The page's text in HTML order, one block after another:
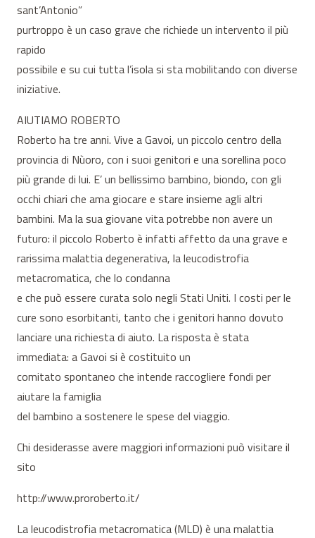
sant’Antonio”
purtroppo è un caso grave che richiede un intervento il più
rapido
possibile e su cui tutta l’isola si sta mobilitando con diverse
iniziative.
AIUTIAMO ROBERTO
Roberto ha tre anni. Vive a Gavoi, un piccolo centro della
provincia di Nùoro, con i suoi genitori e una sorellina poco
più grande di lui. E’ un bellissimo bambino, biondo, con gli
occhi chiari che ama giocare e stare insieme agli altri
bambini. Ma la sua giovane vita potrebbe non avere un
futuro: il piccolo Roberto è infatti affetto da una grave e
rarissima malattia degenerativa, la leucodistrofia
metacromatica, che lo condanna
e che può essere curata solo negli Stati Uniti. I costi per le
cure sono esorbitanti, tanto che i genitori hanno dovuto
lanciare una richiesta di aiuto. La risposta è stata
immediata: a Gavoi si è costituito un
comitato spontaneo che intende raccogliere fondi per
aiutare la famiglia
del bambino a sostenere le spese del viaggio.
Chi desiderasse avere maggiori informazioni può visitare il
sito
http://www.proroberto.it/
La leucodistrofia metacromatica (MLD) è una malattia